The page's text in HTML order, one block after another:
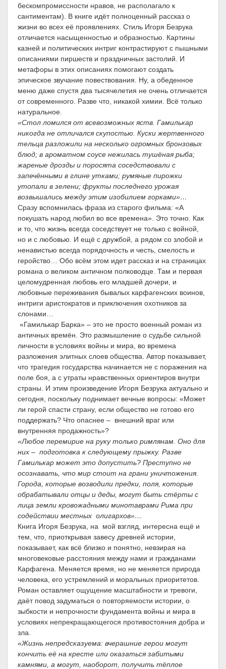
бескомпромиссности нравов, не располагало к
сантиментам). В книге идёт полноценный рассказ о
жизни во всех её проявлениях. Стиль Игоря Безрука
отличается насыщенностью и образностью. Картины
казней и политических интриг контрастируют с пышными
описаниями пиршеств и праздничных застолий. И
метафоры в этих описаниях помогают создать
эпическое звучание повествования. Ну, а обеденное
меню даже спустя два тысячелетия не очень отличается
от современного. Разве что, никакой химии. Всё только
натуральное.
«Стол ломился от всевозможных яств. Гамилькар
никогда не отличался скупостью. Куски жертвенного
тельца разложили на несколько огромных бронзовых
блюд; в ароматном соусе нежилась тушёная рыба;
жареные дрозды и поросята соседствовали с
запечёнными в глине утками; румяные пирожки
утопали в зелени; фрукты последнего урожая
возвышались между этим изобилием горками»…
Сразу вспомнилась фраза из старого фильма: «А
покушать народ любил во все времена». Это точно. Как
и то, что жизнь всегда соседствует не только с войной,
но и с любовью. И ещё с дружбой, а рядом со злобой и
ненавистью всегда порядочность и честь, смелость и
геройство… Обо всём этом идет рассказ и на страницах
романа о великом античном полководце. Там и первая
целомудренная любовь его младшей дочери, и
любовные переживания бывалых карфагенских воинов,
интриги аристократов и приключения охотников за
слонами…
«Гамилькар Барка» – это не просто военный роман из
античных времён. Это размышление о судьбе сильной
личности в условиях войны и мира, во времена
разложения элитных слоев общества. Автор показывает,
что трагедия государства начинается не с поражения на
поле боя, а с утраты нравственных ориентиров внутри
страны. И этим произведение Игоря Безрука актуально и
сегодня, поскольку поднимает вечные вопросы: «Может
ли герой спасти страну, если общество не готово его
поддержать? Что опаснее – внешний враг или
внутренняя продажность»?
«Любое перемирие на руку только римлянам. Оно для
них – подготовка к следующему прыжку. Разве
Гамилькар может это допустить? Преступно не
осознавать, что мир стоит на грани уничтожения.
Города, которые возводили предки, поля, которые
обрабатывали отцы и деды, могут быть стёрты с
лица земли кровожадными минотаврами Рима при
содействии местных олигархов»…
Книга Игоря Безрука, на мой взгляд, интересна ещё и
тем, что, приоткрывая завесу древней истории,
показывает, как всё близко и понятно, невзирая на
многовековые расстояния между нами и гражданами
Карфагена. Меняется время, но не меняется природа
человека, его устремлений и моральных приоритетов.
Роман оставляет ощущение масштабности и тревоги,
даёт повод задуматься о повторяемости истории, о
зыбкости и непрочности фундамента войны и мира в
условиях непрекращающегося противостояния добра и
зла.
«Жизнь непредсказуема: вчерашние герои могут
кончить её на кресте или оказаться забитыми
камнями, а могут, наоборот, получить тёплое